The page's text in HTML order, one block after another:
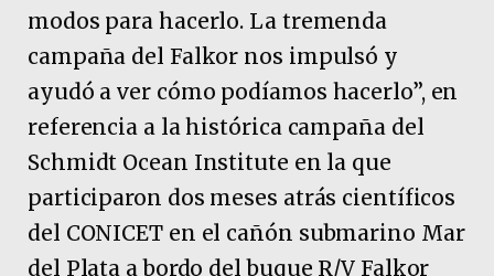
modos para hacerlo. La tremenda
campaña del Falkor nos impulsó y
ayudó a ver cómo podíamos hacerlo”, en
referencia a la histórica campaña del
Schmidt Ocean Institute en la que
participaron dos meses atrás científicos
del CONICET en el cañón submarino Mar
del Plata a bordo del buque R/V Falkor